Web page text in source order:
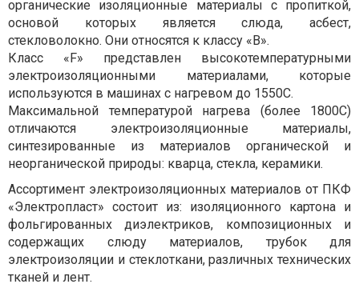
органические изоляционные материалы с пропиткой,
основой которых является слюда, асбест,
стекловолокно. Они относятся к классу «В».
Класс «F» представлен высокотемпературными
электроизоляционными материалами, которые
используются в машинах с нагревом до 1550С.
Максимальной температурой нагрева (более 1800С)
отличаются электроизоляционные материалы,
синтезированные из материалов органической и
неорганической природы: кварца, стекла, керамики.
Ассортимент электроизоляционных материалов от ПКФ
«Электропласт» состоит из: изоляционного картона и
фольгированных диэлектриков, композиционных и
содержащих слюду материалов, трубок для
электроизоляции и стеклоткани, различных технических
тканей и лент.